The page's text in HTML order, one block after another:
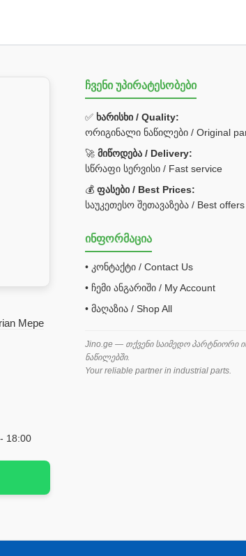
Mepe
18:00
ჩვენი უპირატესობები
✅ ხარისხი / Quality:
ორიგინალი ნაწილები / Original
🚀მიწოდება / Delivery:
სწრაფი სერვისი / Fast service
💰ფასები / Best Prices:
საუკეთესო შეთავაზება / Best offers
ინფორმაცია
• კონტაქტი / Contact Us
• ჩემი ანგარიში / My Account
• მაღაზია / Shop All
Jino.ge — თქვენი საიმედო პარტნიორი
ნაწილებში.
Your reliable partner in industrial parts.